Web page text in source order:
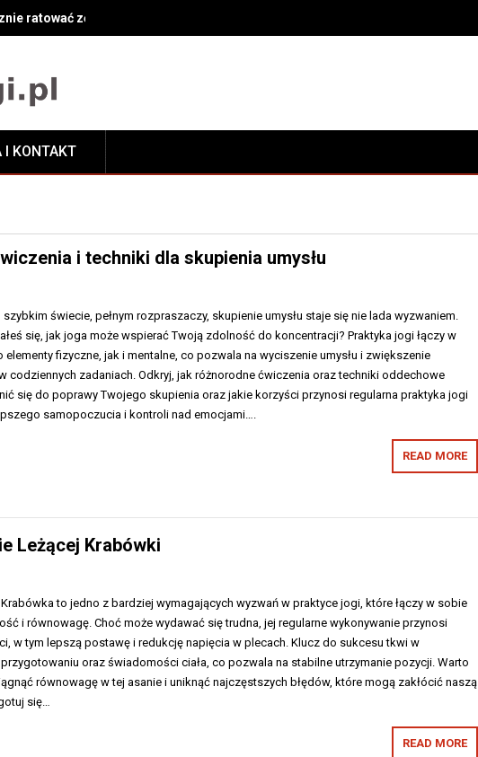
może pomóc w powrocie do zdrowia?
I KONTAKT
i techniki dla skupienia umysłu
świecie, pełnym rozpraszaczy, skupienie umysłu staje się nie lada wyzwaniem.
się, jak joga może wspierać Twoją zdolność do koncentracji? Praktyka jogi łączy w
elementy fizyczne, jak i mentalne, co pozwala na wyciszenie umysłu i zwiększenie
codziennych zadaniach. Odkryj, jak różnorodne ćwiczenia oraz techniki oddechowe
się do poprawy Twojego skupienia oraz jakie korzyści przynosi regularna praktyka jogi
samopoczucia i kontroli nad emocjami….
READ MORE
Leżącej Krabówki
to jedno z bardziej wymagających wyzwań w praktyce jogi, które łączy w sobie
i równowagę. Choć może wydawać się trudna, jej regularne wykonywanie przynosi
w tym lepszą postawę i redukcję napięcia w plecach. Klucz do sukcesu tkwi w
oraz świadomości ciała, co pozwala na stabilne utrzymanie pozycji. Warto
równowagę w tej asanie i uniknąć najczęstszych błędów, które mogą zakłócić naszą
się…
READ MORE